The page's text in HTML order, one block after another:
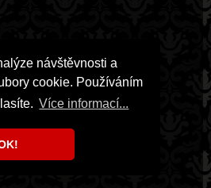
návštěvnosti a
cookie. Používáním
Více informací...